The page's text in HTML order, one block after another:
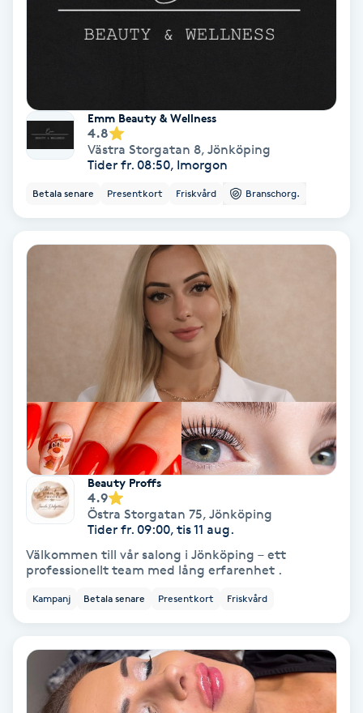
Gel naglar
Gellack
Gellack med förstärkning
Gruppträning
Gua Sha-massage
Hatha Yoga
Headspa
Healing
Herrklippning
Emm Beauty & Wellness
4.8
Västra Storgatan 8, Jönköping
Tider fr. 08:50, Imorgon
Betala senare Presentkort Friskvård Branschorg.
Beauty Proffs
4.9
Östra Storgatan 75, Jönköping
Tider fr. 09:00, tis 11 aug.
Välkommen till vår salong i Jönköping – ett
professionellt team med lång erfarenhet .
Kampanj Betala senare Presentkort Friskvård